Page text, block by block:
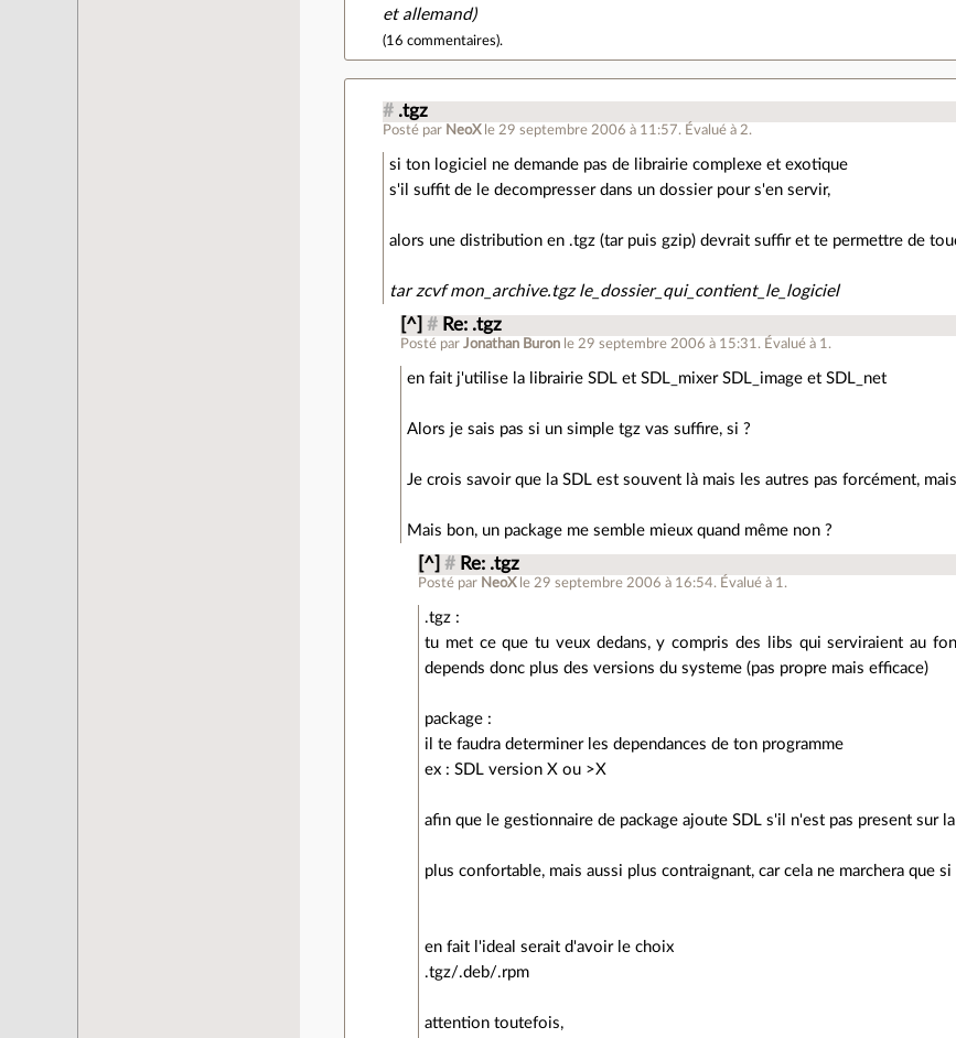
et allemand)
(16 commentaires).
# .tgz
Posté par NeoX le 29 septembre 2006 à 11:57. Évalué à 2.
si ton logiciel ne demande pas de librairie complexe et exotique
s'il suffit de le decompresser dans un dossier pour s'en servir,
alors une distribution en .tgz (tar puis gzip) devrait suffir et te permettre de
tar zcvf mon_archive.tgz le_dossier_qui_contient_le_logiciel
[^] # Re: .tgz
Posté parJonathan Buron le 29 septembre 2006 à 15:31 . Évalué à 1 .
en fait j'utilise la librairie SDL et SDL_mixer SDL_image et SDL_net
Alors je sais pas si un simple tgz vas suffire, si ?
Je crois savoir que la SDL est souvent là mais les autres pas forcément,
Mais bon, un package me semble mieux quand même non ?
[^] # Re: .tgz
Posté par NeoX le 29 septembre 2006 à 16:54. Évalué à 1 .
.tgz :
tu met ce que tu veux dedans, y compris des libs qui serviraient au
depends donc plus des versions du systeme (pas propre mais efficace)
package :
il te faudra determiner les dependances de ton programme
ex : SDL version X ou >X
afin que le gestionnaire de package ajoute SDL s'il n'est pas present sur
plus confortable, mais aussi plus contraignant, car cela ne marchera que
en fait l'ideal serait d'avoir le choix
.tgz/.deb/.rpm
attention toutefois,